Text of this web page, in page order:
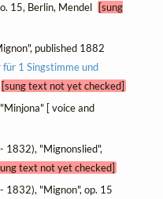
15, Berlin, Mendel
[sung
published 1882
für 1 Singstimme und
[sung text not yet checked]
[ voice and
1832), "Mignonslied",
text not yet checked]
1832), "Mignon", op. 15